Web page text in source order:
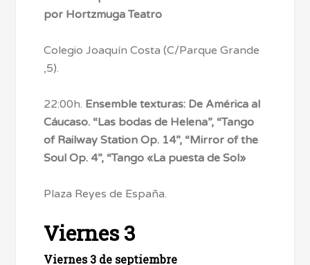
por Hortzmuga Teatro
Colegio Joaquín Costa (C/Parque Grande
,5).
22:00h. Ensemble texturas: De América al
Cáucaso. “Las bodas de Helena”, “Tango
of Railway Station Op. 14”, “Mirror of the
Soul Op. 4”, “Tango «La puesta de Sol»
Plaza Reyes de España.
Viernes 3
Viernes 3 de septiembre